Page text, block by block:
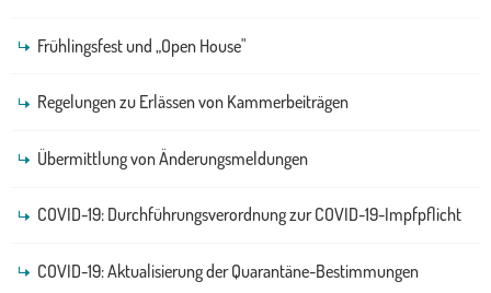
Frühlingsfest und „Open House"
Regelungen zu Erlässen von Kammerbeiträgen
Übermittlung von Änderungsmeldungen
COVID-19: Durchführungsverordnung zur COVID-19-Impfpflicht
COVID-19: Aktualisierung der Quarantäne-Bestimmungen